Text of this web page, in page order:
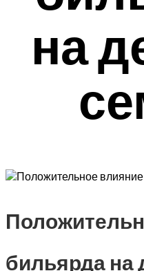
на
бильярда на